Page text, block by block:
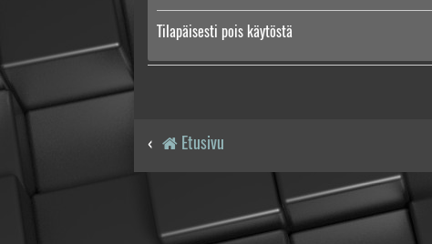
Tilapäisesti pois käytöstä
Etusivu